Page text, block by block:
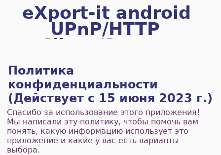
eXport-it android
UPnP/HTTP
Client/Server
Политика
конфиденциальности
(Действует с 15 июня 2023 г.)
Спасибо за использование этого приложения!
Мы написали эту политику, чтобы помочь вам
понять, какую информацию использует это
приложение и какие у вас есть варианты
выбора.